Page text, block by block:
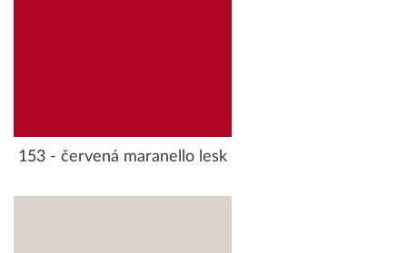
153 - červená maranello lesk